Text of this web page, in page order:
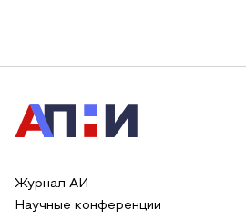
Журнал АИ
Научные конференции